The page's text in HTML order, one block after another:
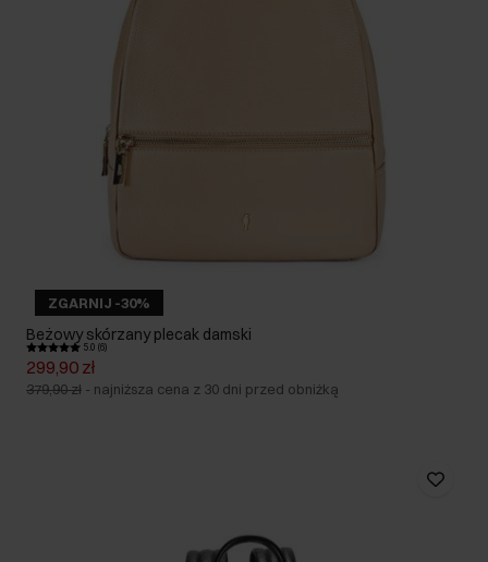
ZGARNIJ -30%
Beżowy skórzany plecak damski
5.0 (6)
299,90 zł
379,90 zł - najniższa cena z 30 dni przed obniżką